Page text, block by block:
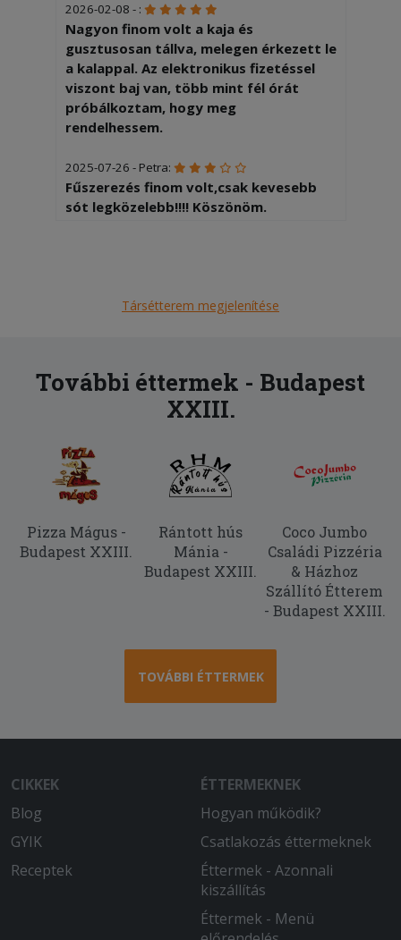
2026-02-08 - :
Nagyon finom volt a kaja és
gusztusosan tállva, melegen érkezett le
a kalappal. Az elektronikus fizetéssel
viszont baj van, több mint fél órát
próbálkoztam, hogy meg
rendelhessem.
2025-07-26 - Petra:
Fűszerezés finom volt,csak kevesebb
sót legközelebb!!!! Köszönöm.
Elnézést.
futár udvarias.A lemaradt palacsintát
szó nélkül pótolták. Köszönjük.
Társétterem megjelenítése
További éttermek - Budapest
XXIII.
Pizza Mágus -
Budapest XXIII.
Rántott hús
Mánia -
Budapest XXIII.
Coco Jumbo
Családi Pizzéria
& Házhoz
Szállító Étterem
- Budapest XXIII.
TOVÁBBI ÉTTERMEK
CIKKEK
Blog
GYIK
Receptek
ÉTTERMEKNEK
Hogyan működik?
Csatlakozás éttermeknek
Éttermek - Azonnali
kiszállítás
Éttermek - Menü